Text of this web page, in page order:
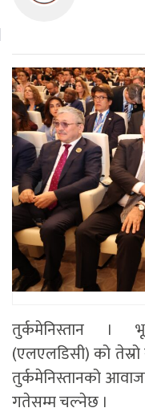
तुर्कमेनिस्तान ।
(एलएलडिसी) को
तुर्कमेनिस्तानको
गतेसम्म चल्नेछ ।